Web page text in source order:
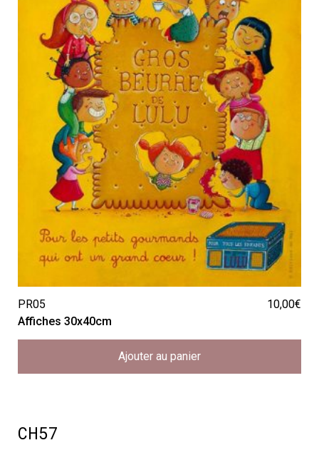
PR05 10,00€
Affiches 30x40cm
Ajouter au panier
CH57